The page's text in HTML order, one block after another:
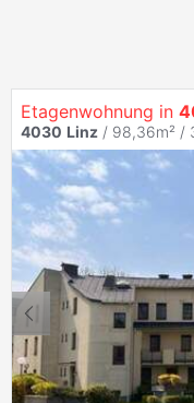
Etagenwohnung in
4030 Linz / 98,36m² /